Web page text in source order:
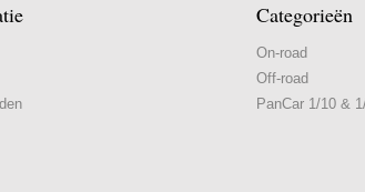
Categorieën
On-road
Off-road
PanCar 1/10 &